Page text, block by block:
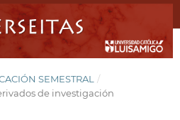
SEMESTRAL
/
de investigación